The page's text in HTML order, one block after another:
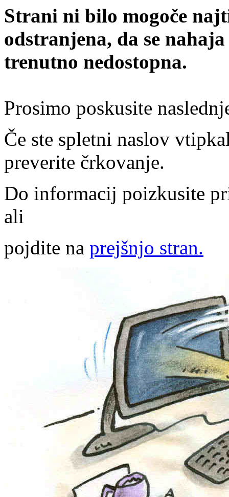
Strani ni bilo mogoče
odstranjena, da se
trenutno nedostopna.
Prosimo poskusite
Če ste spletni naslov
preverite črkovanje.
Do informacij poizkusite
ali
pojdite na prejšnjo stran.